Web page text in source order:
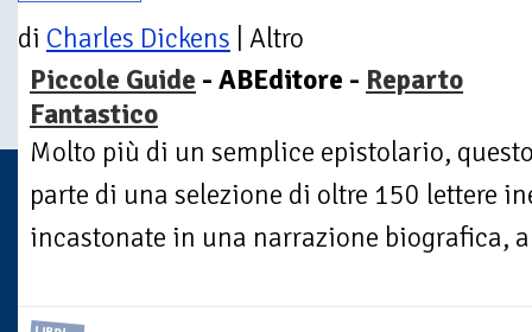
di Charles Dickens | Altro
Piccole Guide - ABEditore - Reparto
Fantastico
Molto più di un semplice epistolario,
parte di una selezione di oltre 150 lettere
incastonate in una narrazione biografica,